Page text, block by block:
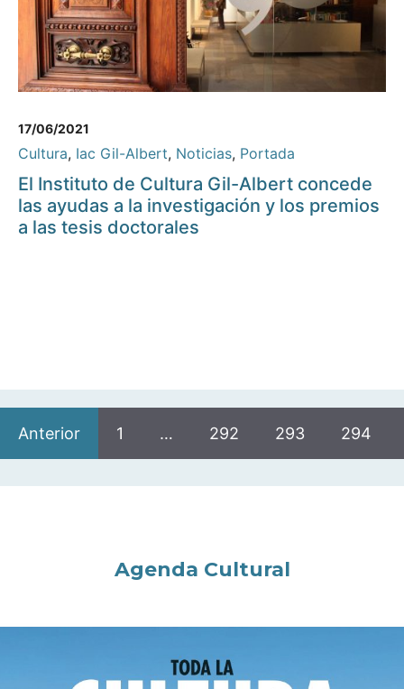
17/06/2021
Cultura, Iac Gil-Albert, Noticias, Portada
El Instituto de Cultura Gil-Albert concede
las ayudas a la investigación y los premios
a las tesis doctorales
Anterior 1 … 292 293 294
Agenda Cultural